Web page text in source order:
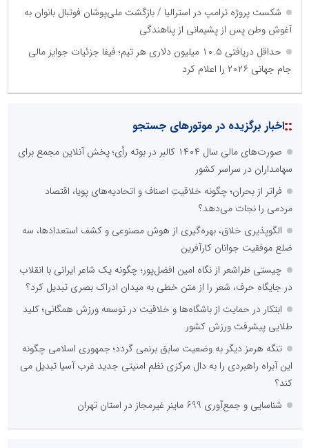
شکست پروژه‌ ترامپ در استرالیا / بازگشت ملی‌پوشان فوتبال بانوان به
آغوش وطن پس از پشیمانی از پناهندگی
حداقل دریافتی ۱۰.۵ میلیون دلاری هر تیم؛ فیفا جزئیات جوایز مالی
جام جهانی ۲۰۲۶ را اعلام کرد
::اخبار برگزیده در موتورهای جستجو
صورت‌های مالی سال ۱۴۰۴ کالبر در بوته رأی؛ پخش آنلاین مجمع برای
سهامداران در سراسر کشور
فراتر از بحران؛ چگونه خلاقیتِ اصناف و اتحادیه‌های پویا، اقتصاد
مردمی را نجات می‌دهد؟
الگوپذیری خلاق، بهره‌گیری از هوش مصنوعی و کشف استعدادها، سه
ضلع موفقیت جوانان کارآفرین
چیستی طراشعر از نگاه امین افضل‌پور؛ چگونه یک شاعر ایرانی با انقلاب
در جایگاه حرف، شعر را از متن خطی به میدان ادراک بصری تبدیل کرد؟
ابتکار در حمایت از باشگاه‌ها و خلاقیت در توسعه ورزش همگانی؛ کلید
طلایی پیشرفت ورزش کشور
تنگه هرمز دیگر به وضعیت سابق برنمی گردد؛ جمهوری اسلامی چگونه
این آبراه راهبردی را به دال مرکزی نظم امنیتی جدید غرب آسیا تبدیل می
کند؟
شناسایی و جمع‌آوری 699 ماینر غیرمجاز در استان تهران